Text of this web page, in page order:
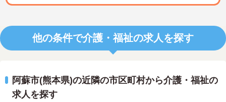
他の条件で介護・福祉の求人を探す
阿蘇市(熊本県)の近隣の市区町村から介護・福祉の
求人を探す